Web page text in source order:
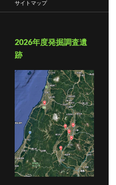
サイトマップ
2026年度発掘調査遺
跡